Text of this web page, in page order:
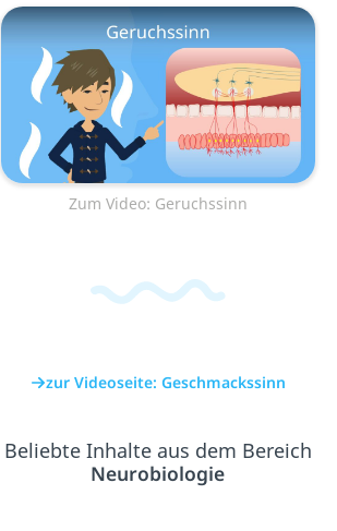
Zum Video: Geruchssinn
zur Videoseite: Geschmackssinn
Beliebte Inhalte aus dem Bereich
Neurobiologie